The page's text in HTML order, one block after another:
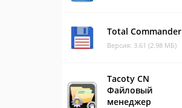
Total Commander
Версия: 3.61 (2.98 МБ)
Tacoty CN
Файловый
менеджер